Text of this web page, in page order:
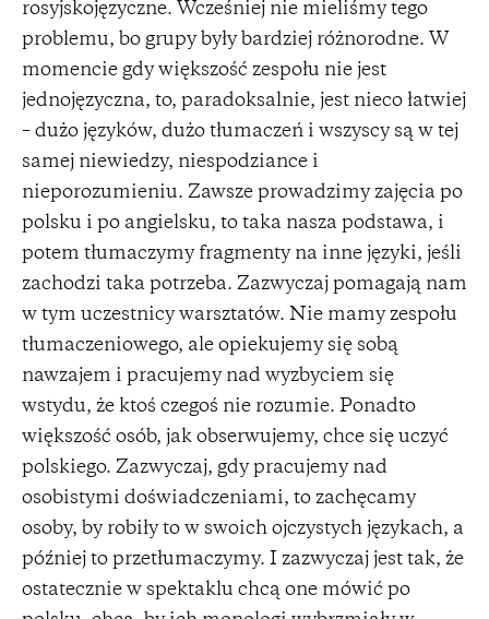
rosyjskojęzyczne. Wcześniej nie mieliśmy tego
problemu, bo grupy były bardziej różnorodne. W
momencie gdy większość zespołu nie jest
jednojęzyczna, to, paradoksalnie, jest nieco łatwiej
– dużo języków, dużo tłumaczeń i wszyscy są w tej
samej niewiedzy, niespodziance i
nieporozumieniu. Zawsze prowadzimy zajęcia po
polsku i po angielsku, to taka nasza podstawa, i
potem tłumaczymy fragmenty na inne języki, jeśli
zachodzi taka potrzeba. Zazwyczaj pomagają nam
w tym uczestnicy warsztatów. Nie mamy zespołu
tłumaczeniowego, ale opiekujemy się sobą
nawzajem i pracujemy nad wyzbyciem się
wstydu, że ktoś czegoś nie rozumie. Ponadto
większość osób, jak obserwujemy, chce się uczyć
polskiego. Zazwyczaj, gdy pracujemy nad
osobistymi doświadczeniami, to zachęcamy
osoby, by robiły to w swoich ojczystych językach, a
później to przetłumaczymy. I zazwyczaj jest tak, że
ostatecznie w spektaklu chcą one mówić po